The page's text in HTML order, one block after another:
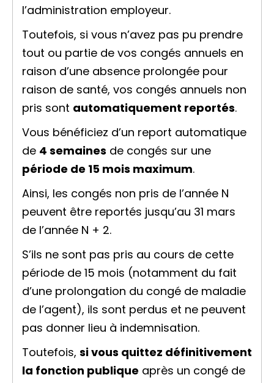
l’administration employeur.
Toutefois, si vous n’avez pas pu prendre
tout ou partie de vos congés annuels en
raison d’une absence prolongée pour
raison de santé, vos congés annuels non
pris sont automatiquement reportés.
Vous bénéficiez d’un report automatique
de 4 semaines de congés sur une
période de 15 mois maximum.
Ainsi, les congés non pris de l’année N
peuvent être reportés jusqu’au 31 mars
de l’année N + 2.
S’ils ne sont pas pris au cours de cette
période de 15 mois (notamment du fait
d’une prolongation du congé de maladie
de l’agent), ils sont perdus et ne peuvent
pas donner lieu à indemnisation.
Toutefois, si vous quittez définitivement
la fonction publique après un congé de